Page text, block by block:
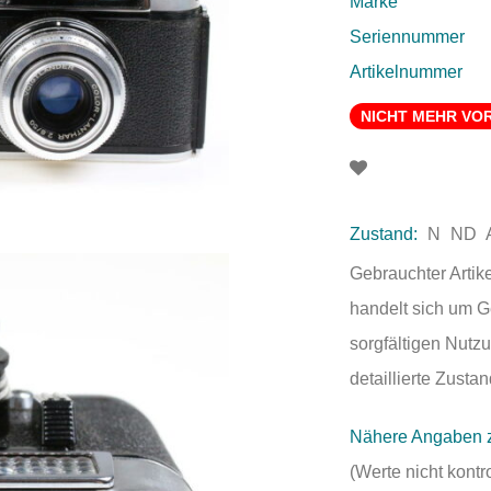
Seriennummer
Artikelnummer
NICHT MEHR
Zustand: N ND
Gebrauchter
handelt sich um
sorgfältigen
detaillierte
Nähere Angaben
(Werte nicht